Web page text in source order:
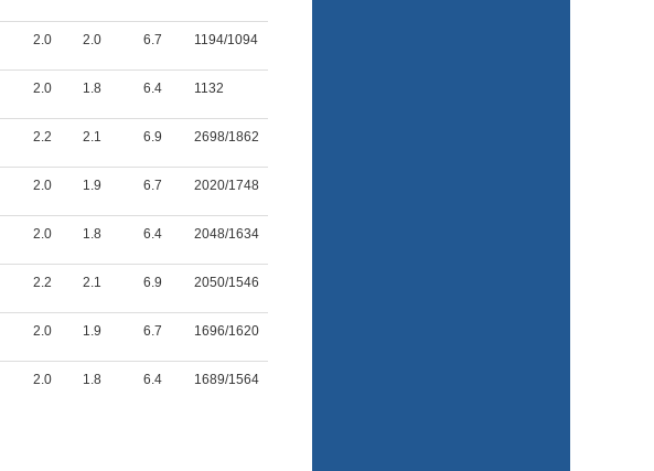
2.0 2.0 6.7 1194/1094
2.0 1.8 6.4 1132
2.2 2.1 6.9 2698/1862
2.0 1.9 6.7 2020/1748
2.0 1.8 6.4 2048/1634
2.2 2.1 6.9 2050/1546
2.0 1.9 6.7 1696/1620
2.0 1.8 6.4 1689/1564